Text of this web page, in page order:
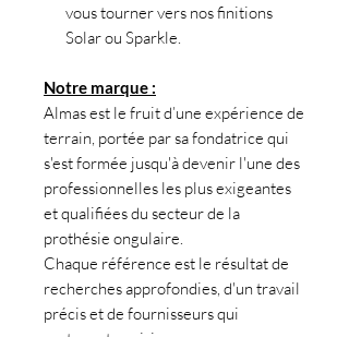
vous tourner vers nos finitions
Solar ou Sparkle.
Notre marque :
Almas est le fruit d’une expérience de
terrain, portée par sa fondatrice qui
s'est formée jusqu'à devenir l'une des
professionnelles les plus exigeantes
et qualifiées du secteur de la
prothésie ongulaire.
Chaque référence est le résultat de
recherches approfondies, d'un travail
précis et de fournisseurs qui